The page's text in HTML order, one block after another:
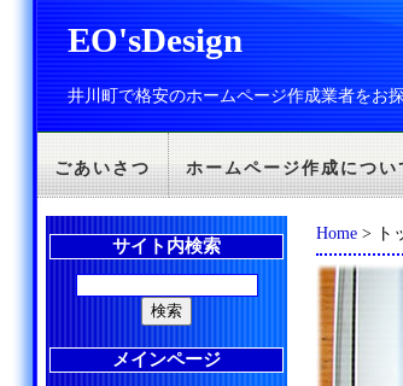
EO'sDesign
井川町で格安のホームページ作成業者をお
ごあいさつ ホームページ作成につい
Home > ト
サイト内検索
メインページ